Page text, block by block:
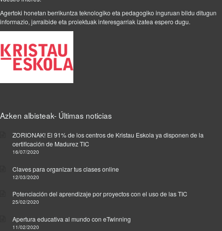
Agertoki honetan berrikuntza teknologiko eta pedagogiko inguruan bildu ditugun
informazio, jarraibide eta proiektuak interesgarriak izatea espero dugu.
Azken albisteak- Últimas noticias
ZORIONAK! El 91% de los centros de Kristau Eskola ya disponen de la
certificación de Madurez TIC
16/07/2020
Claves para organizar tus clases online
12/03/2020
Potenciación del aprendizaje por proyectos con el uso de las TIC
25/02/2020
Apertura educativa al mundo con eTwinning
11/02/2020